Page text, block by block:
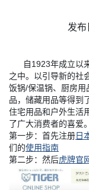
发布
自1923年成立以来
之中。以引导新的社
饭锅/保温锅、厨房用
品，储藏用品等得到
住宅用品和户外生活
了广大消费者的喜爱。
第一步：首先注册日
们的使用指南
第二步：然后虎牌官